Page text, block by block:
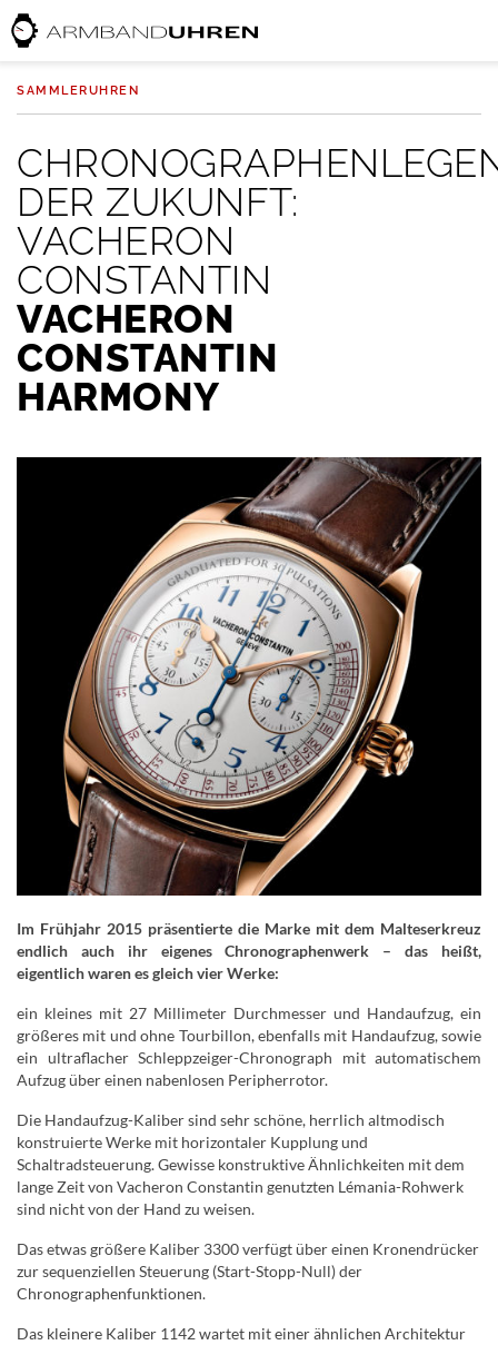
SAMMLERUHREN
DER ZUKUNFT:
VACHERON
CONSTANTIN
VACHERON
CONSTANTIN
HARMONY
Im Frühjahr 2015 präsentierte die Marke mit dem Malteserkreuz
endlich auch ihr eigenes Chronographenwerk – das heißt,
eigentlich waren es gleich vier Werke:
ein kleines mit 27 Millimeter Durchmesser und Handaufzug, ein
größeres mit und ohne Tourbillon, ebenfalls mit Handaufzug, sowie
ein ultraflacher Schleppzeiger-Chronograph mit automatischem
Aufzug über einen nabenlosen Peripherrotor.
Die Handaufzug-Kaliber sind sehr schöne, herrlich altmodisch
konstruierte Werke mit horizontaler Kupplung und
Schaltradsteuerung. Gewisse konstruktive Ähnlichkeiten mit dem
lange Zeit von Vacheron Constantin genutzten Lémania-Rohwerk
sind nicht von der Hand zu weisen.
Das etwas größere Kaliber 3300 verfügt über einen Kronendrücker
zur sequenziellen Steuerung (Start-Stopp-Null) der
Chronographenfunktionen.
Das kleinere Kaliber 1142 wartet mit einer ähnlichen Architektur